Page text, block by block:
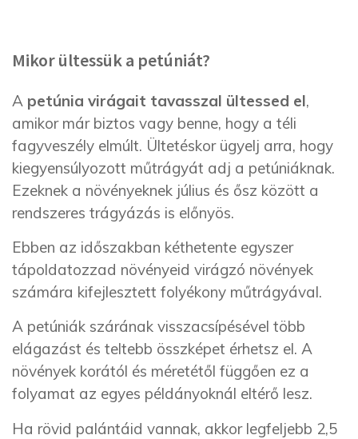
Mikor ültessük a petúniát?
A petúnia virágait tavasszal ültessed el,
amikor már biztos vagy benne, hogy a téli
fagyveszély elmúlt. Ültetéskor ügyelj arra, hogy
kiegyensúlyozott műtrágyát adj a petúniáknak.
Ezeknek a növényeknek július és ősz között a
rendszeres trágyázás is előnyös.
Ebben az időszakban kéthetente egyszer
tápoldatozzad növényeid virágzó növények
számára kifejlesztett folyékony műtrágyával.
A petúniák szárának visszacsípésével több
elágazást és teltebb összképet érhetsz el. A
növények korától és méretétől függően ez a
folyamat az egyes példányoknál eltérő lesz.
Ha rövid palántáid vannak, akkor legfeljebb 2,5